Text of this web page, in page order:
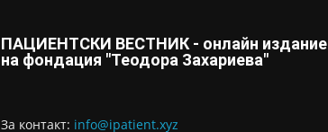
ПАЦИЕНТСКИ ВЕСТНИК - онлайн издание
на фондация "Теодора Захариева"
За контaкт: info@ipatient.xyz